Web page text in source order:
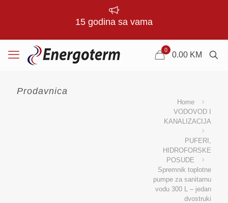
15 godina sa vama
0
0.00 KM
Prodavnica
Home
VODOVOD I
KANALIZACIJA
PUFERI,
HIDROFORSKE
POSUDE
Spremnik toplotne
pumpe za sanitarnu
vodu 300 L – jedan
dvostruki